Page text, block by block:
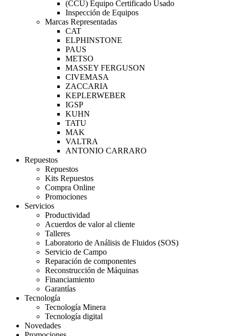
(CCU) Equipo Certificado Usado
Inspección de Equipos
Marcas Representadas
CAT
ELPHINSTONE
PAUS
METSO
MASSEY FERGUSON
CIVEMASA
ZACCARIA
KEPLERWEBER
IGSP
KUHN
TATU
MAK
VALTRA
ANTONIO CARRARO
Repuestos
Repuestos
Kits Repuestos
Compra Online
Promociones
Servicios
Productividad
Acuerdos de valor al cliente
Talleres
Laboratorio de Análisis de Fluidos (SOS)
Servicio de Campo
Reparación de componentes
Reconstrucción de Máquinas
Financiamiento
Garantías
Tecnología
Tecnología Minera
Tecnología digital
Novedades